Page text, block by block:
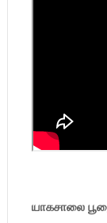
யாகசாலை